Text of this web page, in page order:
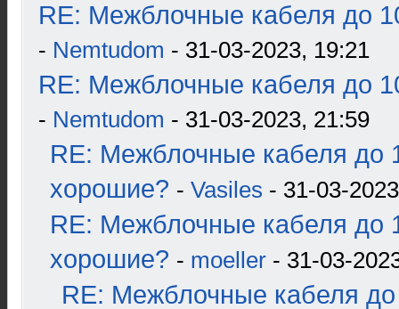
RE: Межблочные кабеля до
- Nemtudom - 31-03-2023, 19:21
RE: Межблочные кабеля до
- Nemtudom - 31-03-2023, 21:59
RE: Межблочные кабеля до
хорошие? - Vasiles - 31-03-
RE: Межблочные кабеля до
хорошие? - moeller - 31-03-
RE: Межблочные кабеля до